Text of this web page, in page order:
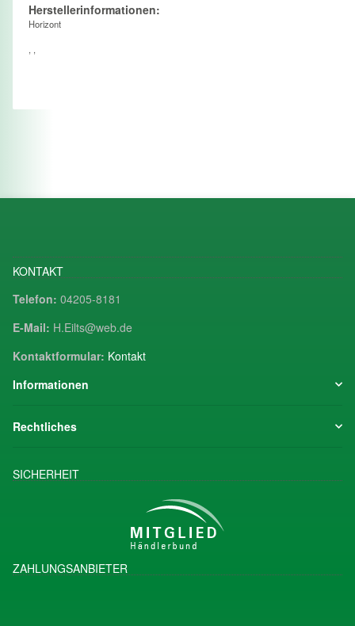
Herstellerinformationen:
Horizont
, ,
KONTAKT
Telefon: 04205-8181
E-Mail: H.Eilts@web.de
Kontaktformular: Kontakt
Informationen
Rechtliches
SICHERHEIT
ZAHLUNGSANBIETER